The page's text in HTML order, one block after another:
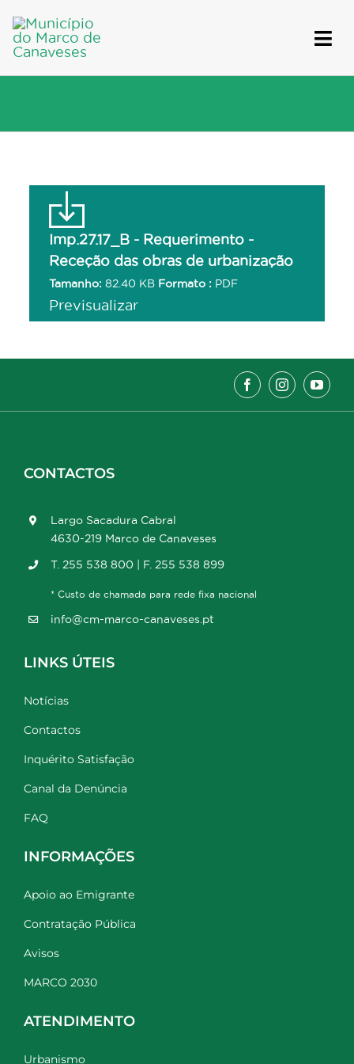
to
content
Imp.27.17_B - Requerimento -
Receção das obras de urbanização
Tamanho: 82.40 KB Formato : PDF
Previsualizar
CONTACTOS
Largo Sacadura Cabral
4630-219 Marco de Canaveses
T. 255 538 800 | F. 255 538 899
* Custo de chamada para rede fixa nacional
info@cm-marco-canaveses.pt
LINKS ÚTEIS
Notícias
Contactos
Inquérito Satisfação
Canal da Denúncia
FAQ
INFORMAÇÕES
Apoio ao Emigrante
Contratação Pública
Avisos
MARCO 2030
ATENDIMENTO
Urbanismo